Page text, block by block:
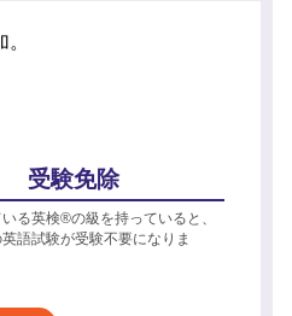
受験免除
る英検®の級を持っていると、
語試験が受験不要になりま